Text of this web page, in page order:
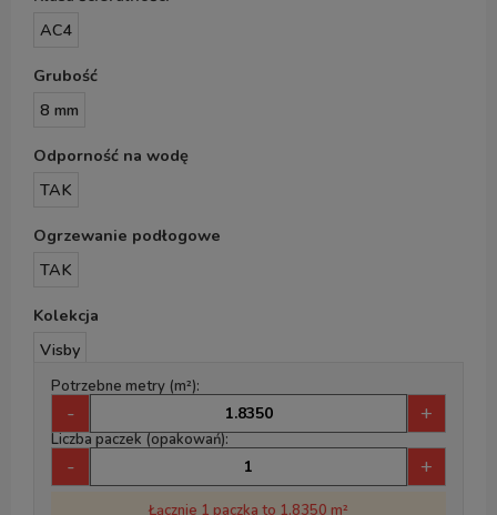
AC4
Grubość
8 mm
Odporność na wodę
TAK
Ogrzewanie podłogowe
TAK
Kolekcja
Visby
Potrzebne metry (m²):
- +
Liczba paczek (opakowań):
- +
Łącznie 1 paczka to 1.8350 m²